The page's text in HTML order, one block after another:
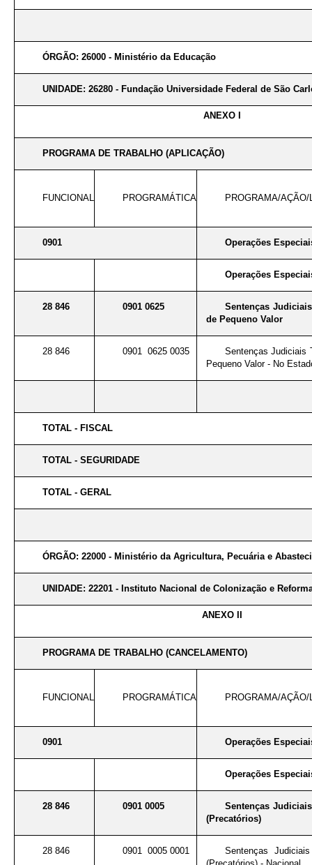
ÓRGÃO: 26000 - Ministério da Educação
UNIDADE: 26280 - Fundação Universidade Federal de São
ANEXO I
PROGRAMA DE TRABALHO (APLICAÇÃO)
FUNCIONAL PROGRAMÁTICA PROGRAMA/
0901 Operações
Operações
28 846 0901 0625
Sentenças
de Pequeno Valor
28 846 0901 0625 0035
Sentenças Judiciais
Pequeno Valor - No
TOTAL - FISCAL
TOTAL - SEGURIDADE
TOTAL - GERAL
ÓRGÃO: 22000 - Ministério da Agricultura, Pecuária e
UNIDADE: 22201 - Instituto Nacional de Colonização e
ANEXO II
PROGRAMA DE TRABALHO (CANCELAMENTO)
FUNCIONAL PROGRAMÁTICA PROGRAMA/
0901 Operações
Operações
28 846 0901 0005
Sentenças
(Precatórios)
28 846 0901 0005 0001
Sentenças